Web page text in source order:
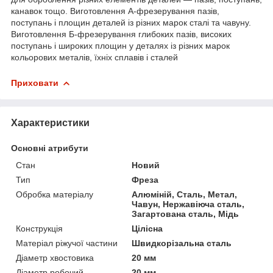
канавок тощо. Виготовлення А-фрезерування пазів,
поступань і площин деталей із різних марок сталі та чавуну.
Виготовлення Б-фрезерування глибоких пазів, високих
поступань і широких площин у деталях із різних марок
кольорових металів, їхніх сплавів і сталей
Приховати
Характеристики
Основні атрибути
Стан
Новий
Тип
Фреза
Обробка матеріалу
Алюміній, Сталь, Метал,
Чавун, Нержавіюча сталь,
Загартована сталь, Мідь
Конструкція
Цілісна
Матеріал ріжучої частини
Швидкорізальна сталь
Діаметр хвостовика
20 мм